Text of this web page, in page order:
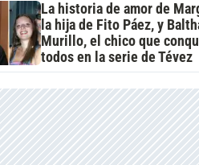
La historia de amor de
la hija de Fito Páez, y
Murillo, el chico que
todos en la serie de Tévez